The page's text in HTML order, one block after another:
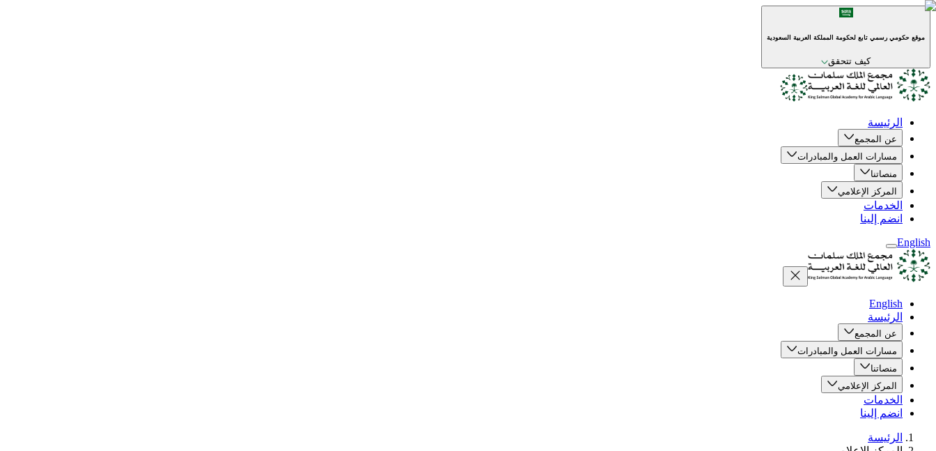
موقع حكومي رسمي تابع لحكومة المملكة العربية السعودية
كيف تتحقق
الرئيسة
عن المجمع
مسارات العمل والمبادرات
منصاتنا
المركز الإعلامي
الخدمات
انضم إلينا
English
English
الرئيسة
عن المجمع
مسارات العمل والمبادرات
منصاتنا
المركز الإعلامي
الخدمات
انضم إلينا
الرئيسة